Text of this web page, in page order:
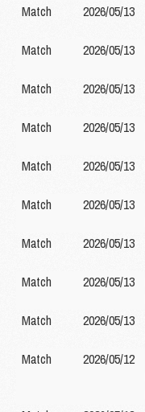
Match
2026/05/13
Match
2026/05/13
Match
2026/05/13
Match
2026/05/13
Match
2026/05/13
Match
2026/05/13
Match
2026/05/13
Match
2026/05/13
Match
2026/05/13
Match
2026/05/12